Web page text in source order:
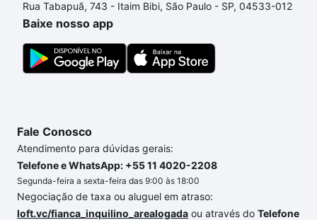
o imóvel dos seus sonhos com segurança e
conforto. Loft, com você até as chaves.
Rua Tabapuã, 743 - Itaim Bibi, São Paulo - SP, 04533-012
Baixe nosso app
Fale Conosco
Atendimento para dúvidas gerais:
Telefone e WhatsApp: +55 11 4020-2208
Segunda-feira a sexta-feira das 9:00 às 18:00
Negociação de taxa ou aluguel em atraso:
loft.vc/fianca_inquilino_arealogada ou através do Telefone